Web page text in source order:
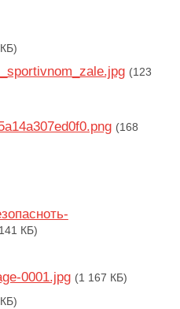
(123
(168
КБ)
0001.jpg (1 167 КБ)